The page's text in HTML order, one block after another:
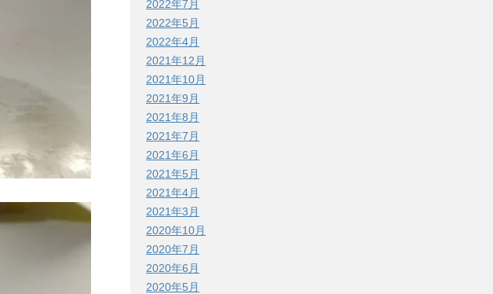
2022年7月
2022年5月
2022年4月
2021年12月
2021年10月
2021年9月
2021年8月
2021年7月
2021年6月
2021年5月
2021年4月
2021年3月
2020年10月
2020年7月
2020年6月
2020年5月